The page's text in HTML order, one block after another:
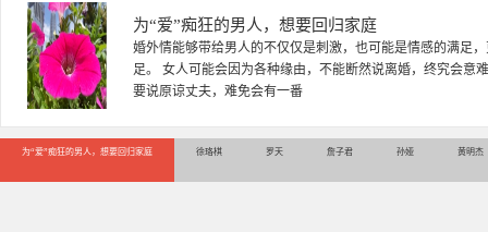
徐珞棋
徐珞棋，婚姻家庭咨询师，毕业于重庆师范大学心理学专业
多年，对婚姻情感分析、恋爱择偶、夫妻关系，情感挽回、
千小时，积累了丰富的咨
为“爱”痴狂的男人，想要回归家庭 徐珞棋 罗天 詹子君 孙娅 黄明杰